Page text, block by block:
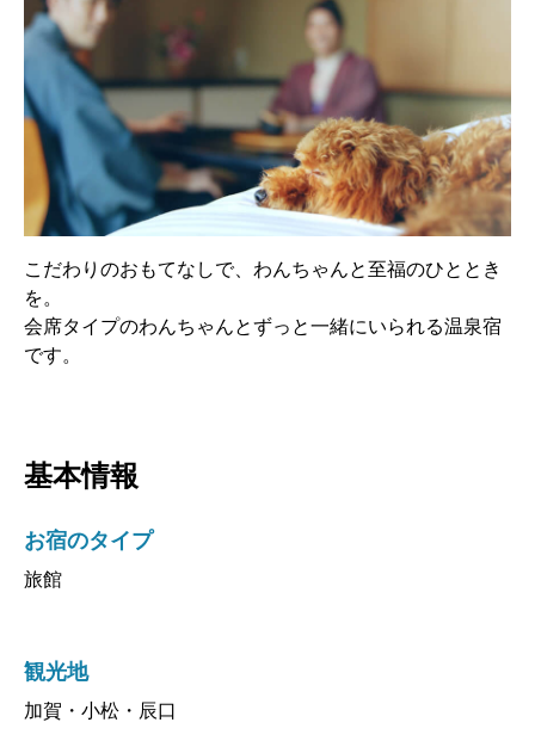
こだわりのおもてなしで、わんちゃんと至福のひととき
を。
会席タイプのわんちゃんとずっと一緒にいられる温泉宿
です。
基本情報
お宿のタイプ
旅館
観光地
加賀・小松・辰口